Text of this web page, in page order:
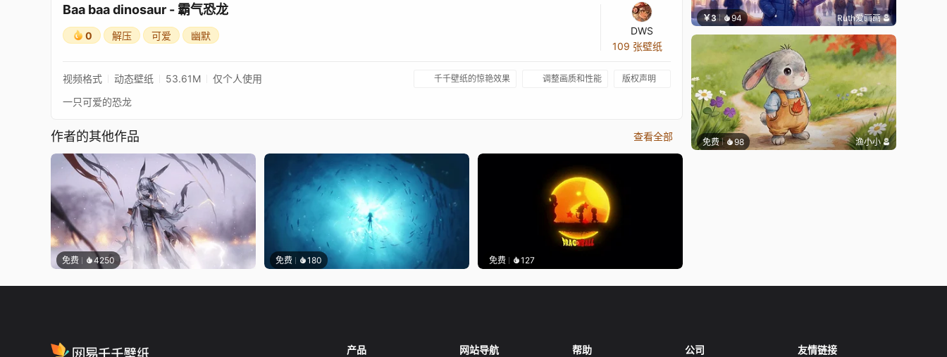
Baa baa dinosaur - 霸气恐龙
0 解压 可爱 幽默
DWS
109 张壁纸
视频格式 动态壁纸 53.61M 仅个人使用 千千壁纸的惊艳效果 调整画质和性能 版权声明
一只可爱的恐龙
作者的其他作品 查看全部
免费 4250 免费 180 免费 127
￥3 94 Ruth爱画画
免费 98 渔小小
产品 网站导航 帮助 公司 友情链接